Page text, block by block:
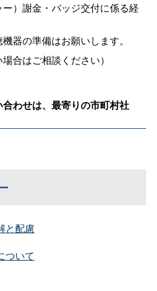
）謝金・バッジ交付に係る経
器の準備はお願いします。
合はご相談ください）
わせは、最寄りの市町村社
と配慮
ついて